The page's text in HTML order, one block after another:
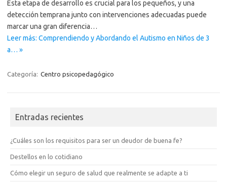
Esta etapa de desarrollo es crucial para los pequeños, y una
detección temprana junto con intervenciones adecuadas puede
marcar una gran diferencia…
Leer más: Comprendiendo y Abordando el Autismo en Niños de 3
a… »
Categoría: Centro psicopedagógico
Entradas recientes
¿Cuáles son los requisitos para ser un deudor de buena fe?
Destellos en lo cotidiano
Cómo elegir un seguro de salud que realmente se adapte a ti